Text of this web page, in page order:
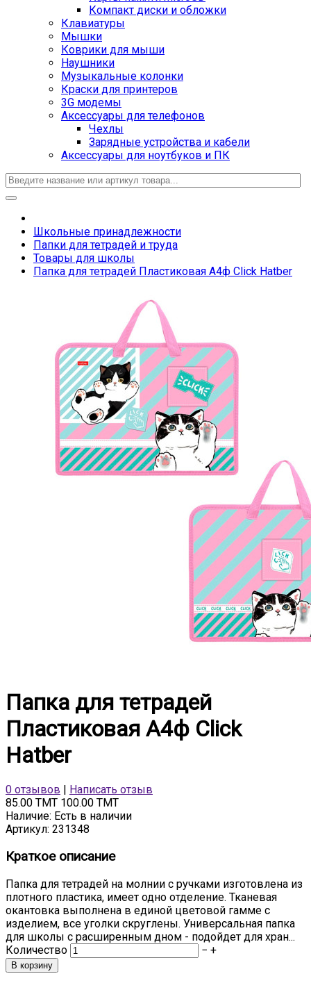
Компакт диски и обложки
Клавиатуры
Мышки
Коврики для мыши
Наушники
Музыкальные колонки
Краски для принтеров
3G модемы
Аксессуары для телефонов
Чехлы
Зарядные устройства и кабели
Аксессуары для ноутбуков и ПК
Школьные принадлежности
Папки для тетрадей и труда
Товары для школы
Папка для тетрадей Пластиковая А4ф Click Hatber
Папка для тетрадей
Пластиковая А4ф Click
Hatber
0 отзывов
Написать отзыв
85.00 TMT 100.00 TMT
Наличие: Есть в наличии
Артикул: 231348
Краткое описание
Папка для тетрадей на молнии с ручками изготовлена из
плотного пластика, имеет одно отделение. Тканевая
окантовка выполнена в единой цветовой гамме с
изделием, все уголки скруглены. Универсальная папка
для школы с расширенным дном - подойдет для хран...
Количество
− +